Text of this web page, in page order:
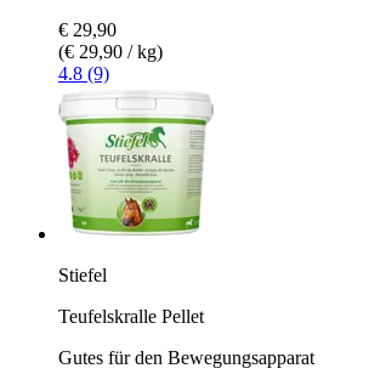
€ 29,90
(€ 29,90 / kg)
4.8 (9)
Stiefel
Teufelskralle Pellet
Gutes für den Bewegungsapparat